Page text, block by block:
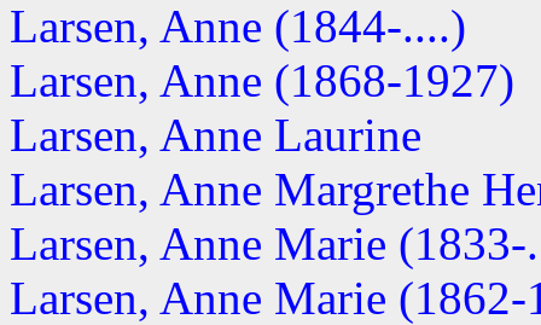
Larsen, Anne (1844-....)
Larsen, Anne (1868-1927)
Larsen, Anne Laurine
Larsen, Anne Margrethe
Larsen, Anne Marie (1833-
Larsen, Anne Marie (1862-